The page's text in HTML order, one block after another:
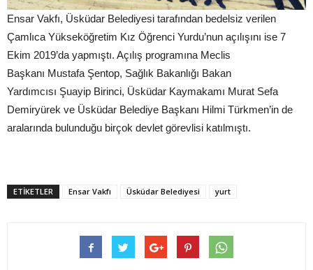
Ensar Vakfı, Üsküdar Belediyesi tarafından bedelsiz verilen
Çamlıca Yükseköğretim Kız Öğrenci Yurdu’nun açılışını ise 7
Ekim 2019’da yapmıştı. Açılış programına Meclis
Başkanı Mustafa Şentop, Sağlık Bakanlığı Bakan
Yardımcısı Şuayip Birinci, Üsküdar Kaymakamı Murat Sefa
Demiryürek ve Üsküdar Belediye Başkanı Hilmi Türkmen’in de
aralarında bulunduğu birçok devlet görevlisi katılmıştı.
ETIKETLER Ensar Vakfı Üsküdar Belediyesi yurt